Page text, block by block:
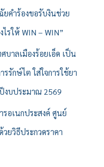
คำร้องขอรับงินช่วย
รให้ WIN – WIN”
บาลเมืองร้อยเอ็ด เป็น
รักษ์ไต ใส่ใจการใช้ยา
งบประมาณ 2569
รอเนกประสงค์ ศูนย์
ยวิธีประกวดราคา